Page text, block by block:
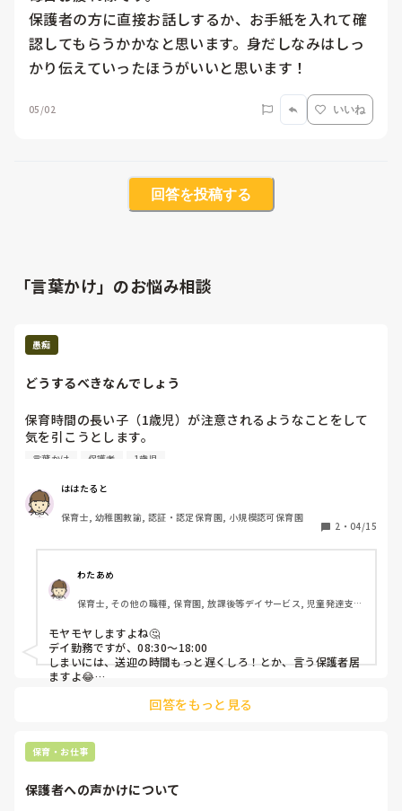
保護者の方に直接お話しするか、お手紙を入れて確
認してもらうかかなと思います。身だしなみはしっ
かり伝えていったほうがいいと思います！
05/02 いいね
回答を投稿する
「言葉かけ」のお悩み相談
愚痴
どうするべきなんでしょう
保育時間の長い子（1歳児）が注意されるようなことをして
気を引こうとします。
家庭の様子を聞いても家でも同じことをしているそうです。
もありません。大体決まった時間に来ます。
早番の職員よりも長く保育園にいます。
決めつけはいけないとわかっていますが、保育時間が長く、
いからなのでは？と思ってしまいます。
朝は起きて40分後には家を出てきています。
今はそれが普通なのでしょうか。
子どものケアをしないといけないのはわかっていますが、自
分たちはそのように適当なのに、園には意見・苦情を言った
りします。可愛く思えません…。
言葉かけ 保護者 1歳児
ははたると
保育士, 幼稚園教諭, 認証・認定保育園, 小規模認可保育園
2 ・ 04/15
わたあめ
保育士, その他の職種, 保育園, 放課後等デイサービス, 児童発達支援
モヤモヤしますよね🤔
デイ勤務ですが、08:30〜18:00
しまいには、送迎の時間もっと遅くしろ！とか、言う保護者居
ますよ😂
「僕も連れてってよー！ずるいよー！」も
家族全員シカト。「早く連れてってください。」ですって‥
きょうだい達も困った顔‥
回答をもっと見る
保育・お仕事
保護者への声かけについて